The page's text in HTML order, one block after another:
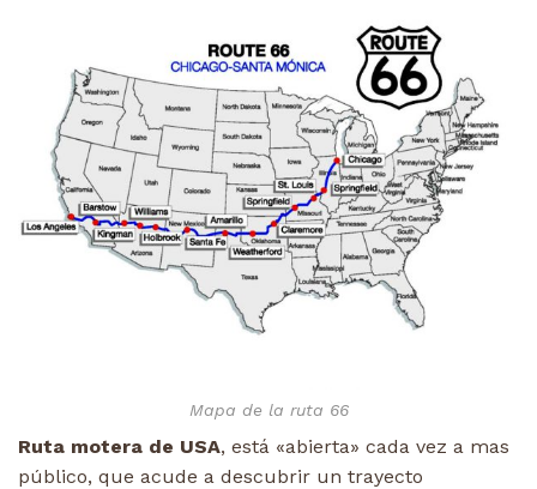
Mapa de la ruta 66
Ruta motera de USA, está «abierta» cada vez a mas
público, que acude a descubrir un trayecto